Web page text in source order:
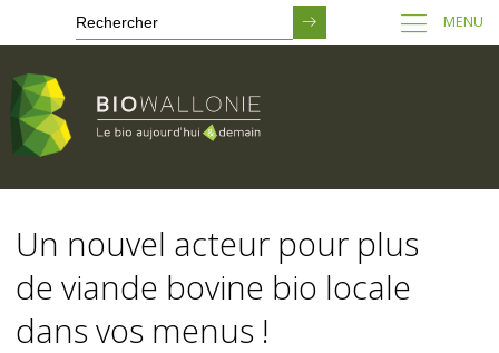
contenu
principal
MENU
Un nouvel acteur pour plus
de viande bovine bio locale
dans vos menus !